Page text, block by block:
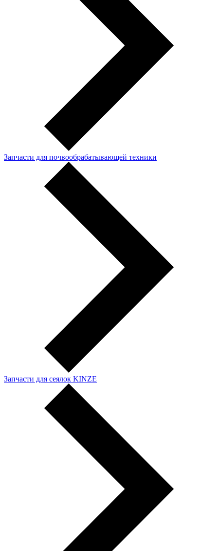
Запчасти для почвообрабатывающей техники
Запчасти для сеялок KINZE